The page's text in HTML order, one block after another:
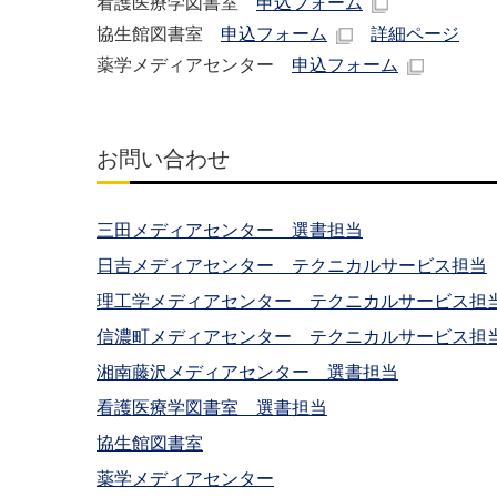
協生館図書室 申込フォーム
詳細ページ
薬学メディアセンター 申込フォーム
お問い合わせ
三田メディアセンター 選書担当
日吉メディアセンター テクニカルサービス担当
理工学メディアセンター テクニカルサービス担
信濃町メディアセンター テクニカルサービス担
湘南藤沢メディアセンター 選書担当
看護医療学図書室 選書担当
協生館図書室
薬学メディアセンター